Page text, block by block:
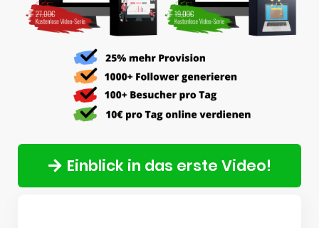
Einblick in das erste Video!